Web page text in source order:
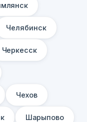
Челябинск
Черкесск
Чехов
Шарыпово